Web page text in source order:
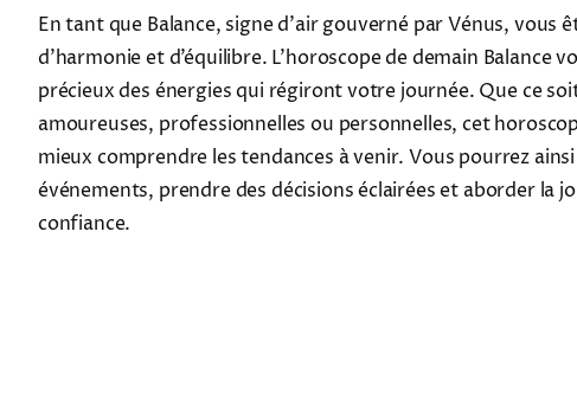
En tant que Balance, signe d’air gouverné par Vénus, vous
d’harmonie et d’équilibre. L’horoscope de demain Balance
précieux des énergies qui régiront votre journée. Que ce
amoureuses, professionnelles ou personnelles, cet
mieux comprendre les tendances à venir. Vous pourrez
événements, prendre des décisions éclairées et aborder la
confiance.